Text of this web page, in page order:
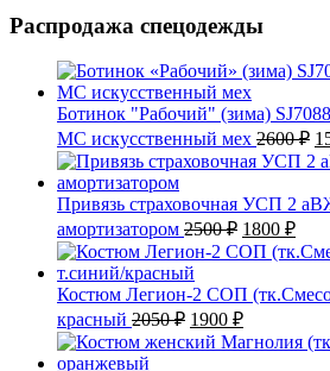
Распродажа спецодежды
Ботинок "Рабочий" (зима)
МС искусственный мех 2600₽
Привязь страховочная УСП 2
амортизатором 2500₽
цена
составляла
2500 ₽.
1800 ₽
Костюм Легион-2 СОП
красный 2050₽ Первоначальная
цена
составляла
1900 ₽Текущая
цена: